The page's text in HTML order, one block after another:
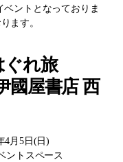
ントとなっておりま
ます。
ぐれ旅
國屋書店 西
4月5日(日)
ントスペース